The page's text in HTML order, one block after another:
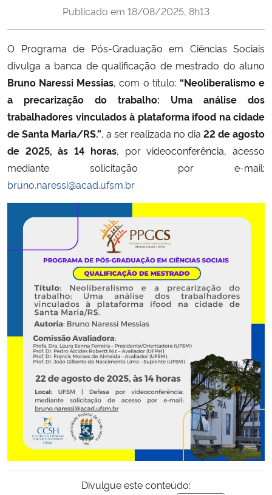
Ministério da Cidadania
Ministério de Minas e Energia
Ministério da Ciência, Tecnologia, Inovações e Comunicações
Ministério do Meio Ambiente
Ministério do Turismo
Ministério do Desenvolvimento Regional
Controladoria-Geral da União
Ministério da Mulher, da Família e dos Direitos Humanos
Secretaria-Geral
Secretaria de Governo
Gabinete de Segurança Institucional
Advocacia-Geral da União
Banco Central do Brasil
Planalto
Publicado em 18/08/2025, 8h13
O Programa de Pós-Graduação em Ciências Sociais
divulga a banca de qualificação de mestrado do aluno
Bruno Naressi Messias, com o título: “Neoliberalismo e
a precarização do trabalho: Uma análise dos
trabalhadores vinculados à plataforma ifood na cidade
de Santa Maria/RS.”, a ser realizada no dia 22 de agosto
de 2025, às 14 horas, por videoconferência, acesso
mediante solicitação por e-mail:
bruno.naressi@acad.ufsm.br
Divulgue este conteúdo: